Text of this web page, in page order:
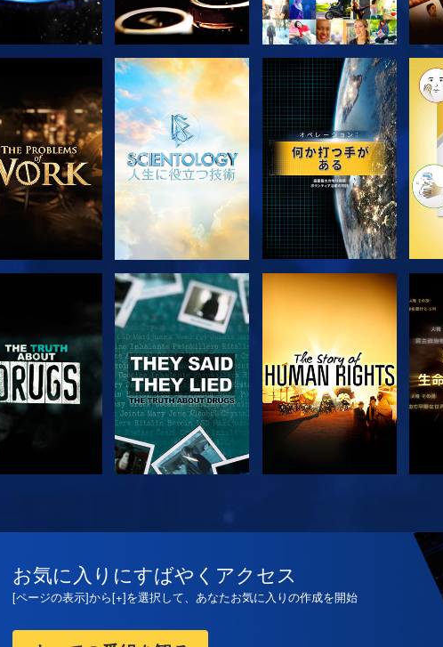
シリーズを探求 観る シリーズを探求
観る
お気に入りにすばやくアクセス
[ページの表示]から[+]を選択して、あなたお気に入りの作成を開始